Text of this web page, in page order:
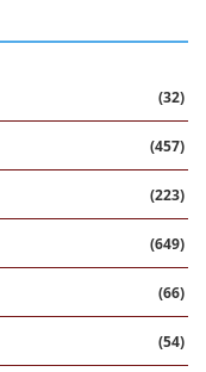
(32)
(457)
(223)
(649)
(66)
(54)